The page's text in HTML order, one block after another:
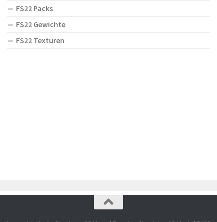
FS22 Packs
FS22 Gewichte
FS22 Texturen